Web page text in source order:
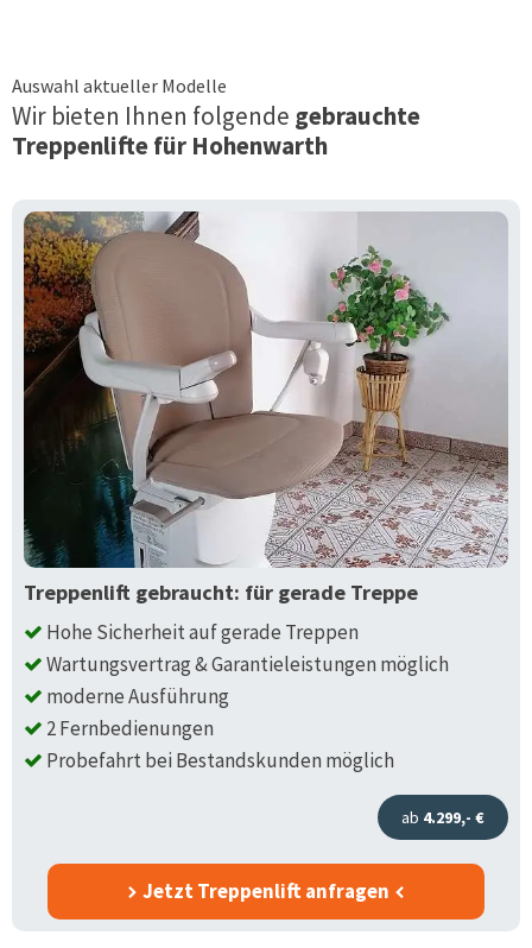
Auswahl aktueller Modelle
Wir bieten Ihnen folgende gebrauchte
Treppenlifte für Hohenwarth
Treppenlift gebraucht: für gerade Treppe
Hohe Sicherheit auf gerade Treppen
Wartungsvertrag & Garantieleistungen möglich
moderne Ausführung
2 Fernbedienungen
Probefahrt bei Bestandskunden möglich
ab 4.299,- €
Jetzt Treppenlift anfragen